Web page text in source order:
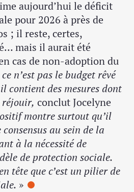
aujourd’hui le déficit
pour 2026 à près de
; il reste, certes,
mais il aurait été
cas de non-adoption du
n’est pas le budget rêvé
contient des mesures dont
réjouir, conclut Jocelyne
montre surtout qu’il
au sein de la
à la nécessité de
de protection sociale.
tête que c’est un pilier de
»